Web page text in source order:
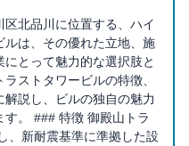
北品川に位置する、ハイ
ルは、その優れた立地、施
とって魅力的な選択肢と
ストタワービルの特徴、
説し、ビルの独自の魅力
。 ### 特徴 御殿山トラ
、新耐震基準に準拠した設